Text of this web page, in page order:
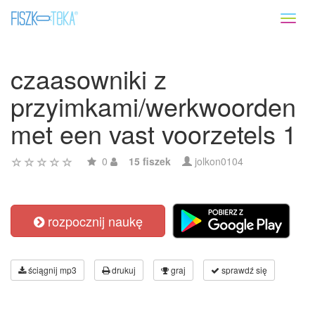
czaasowniki z
przyimkami/werkwoorden
met een vast voorzetels 1
0 15 fiszek jolkon0104
rozpocznij naukę
ściągnij mp3 drukuj graj sprawdź się